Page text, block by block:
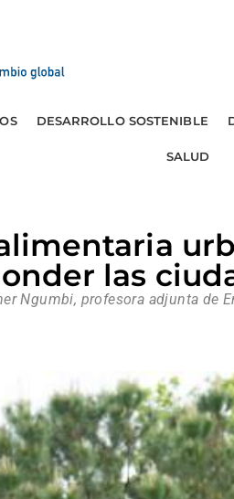
DESARROLLO SOSTENIBLE
SALUD
las
Ngumbi, profesora adjunta de